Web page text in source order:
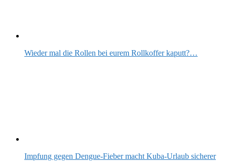
Wieder mal die Rollen bei eurem Rollkoffer kaputt?…
Impfung gegen Dengue-Fieber macht Kuba-Urlaub sicherer